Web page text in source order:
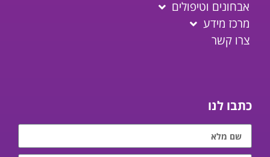
אבחונים וטיפולים
מרכז מידע
צרו קשר
כתבו לנו